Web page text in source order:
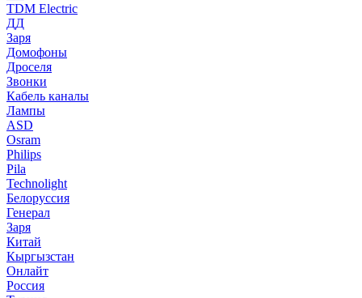
TDM Electric
ДД
Заря
Домофоны
Дроселя
Звонки
Кабель каналы
Лампы
ASD
Osram
Philips
Pila
Technolight
Белоруссия
Генерал
Заря
Китай
Кыргызстан
Онлайт
Россия